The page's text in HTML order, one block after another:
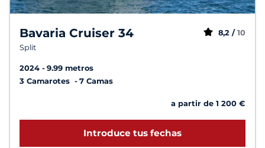
Bavaria Cruiser 34
Split
8,2 / 10
2024
9.99 metros
3 Camarotes
7 Camas
a partir de 1 200 €
Introduce tus fechas